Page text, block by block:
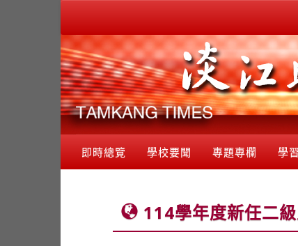
即時總覽 學校要聞 專題專欄 學
114學年度新任二